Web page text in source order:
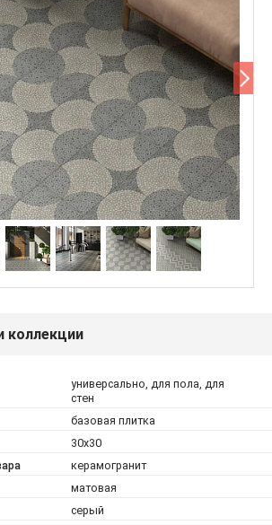
коллекции
универсально, для пола, для
стен
базовая плитка
30x30
керамогранит
матовая
серый